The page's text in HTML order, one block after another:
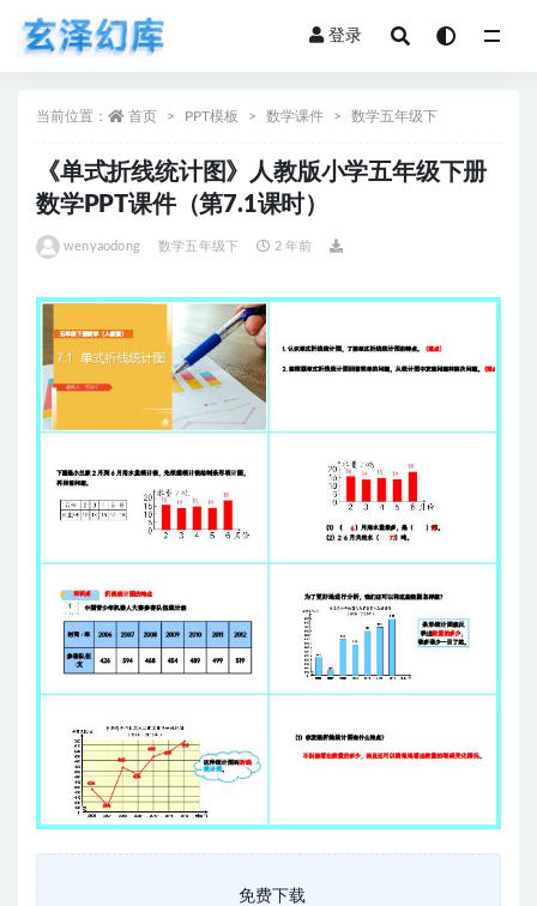
登录
当前位置： 首页 PPT模板 数学课件 数学五年级下
《单式折线统计图》人教版小学五年级下册
数学PPT课件（第7.1课时）
wenyaodong 数学五年级下 2 年前
免费下载